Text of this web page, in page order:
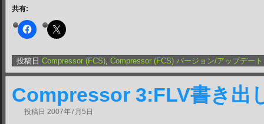
共有:
投稿日 Compressor (FCS), Compressor (FCS) バージョン/アップデート
Compressor 3:FLV書き出
投稿日 2007年7月5日